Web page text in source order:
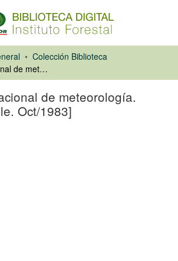
Colección Biblioteca
Convención nacional de meteorología. [Santiago, Chile. Oct/1983]
de meteorología.
Oct/1983]